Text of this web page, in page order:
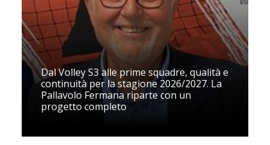
Dal Volley S3 alle prime squadre, qualità e
continuità per la stagione 2026/2027. La
Pallavolo Fermana riparte con un
progetto completo